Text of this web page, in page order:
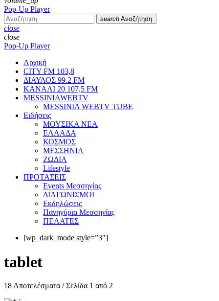
Pop-Up Player
search Αναζήτηση
close
close
Pop-Up Player
Αρχική
CITY FM 103,8
ΔΙΑΥΛΟΣ 99.2 FM
ΚΑΝΑΛΙ 20 107,5 FM
MESSINIAWEBTV
MESSINIA WEBTV TUBE
Eιδήσεις
ΜΟΥΣΙΚΑ ΝΕΑ
ΕΛΛΑΔΑ
ΚΟΣΜΟΣ
ΜΕΣΣΗΝΙΑ
ΖΩΔΙΑ
Lifestyle
ΠΡΟΤΑΣΕΙΣ
Events Μεσσηνίας
ΔΙΑΓΩΝΙΣΜΟΙ
Εκδηλώσεις
Πανηγύρια Μεσσηνίας
ΠΕΛΑΤΕΣ
[wp_dark_mode style=”3″]
tablet
18 Αποτελέσματα / Σελίδα 1 από 2